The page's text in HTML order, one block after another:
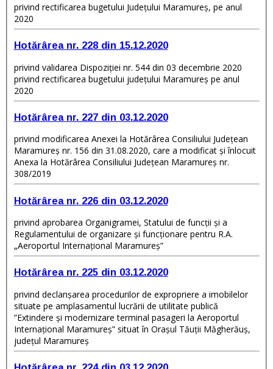
privind rectificarea bugetului Judeţului Maramureş, pe anul
2020
Hotărârea nr. 228 din 15.12.2020
privind validarea Dispoziției nr. 544 din 03 decembrie 2020
privind rectificarea bugetului județului Maramureș pe anul
2020
Hotărârea nr. 227 din 03.12.2020
privind modificarea Anexei la Hotărârea Consiliului Judeţean
Maramureş nr. 156 din 31.08.2020, care a modificat și înlocuit
Anexa la Hotărârea Consiliului Judeţean Maramureş nr.
308/2019
Hotărârea nr. 226 din 03.12.2020
privind aprobarea Organigramei, Statului de funcţii şi a
Regulamentului de organizare şi funcţionare pentru R.A.
„Aeroportul Internaţional Maramureş”
Hotărârea nr. 225 din 03.12.2020
privind declanșarea procedurilor de expropriere a imobilelor
situate pe amplasamentul lucrării de utilitate publică
”Extindere și modernizare terminal pasageri la Aeroportul
Internațional Maramureș” situat în Orașul Tăuții Măgherăuș,
județul Maramureș